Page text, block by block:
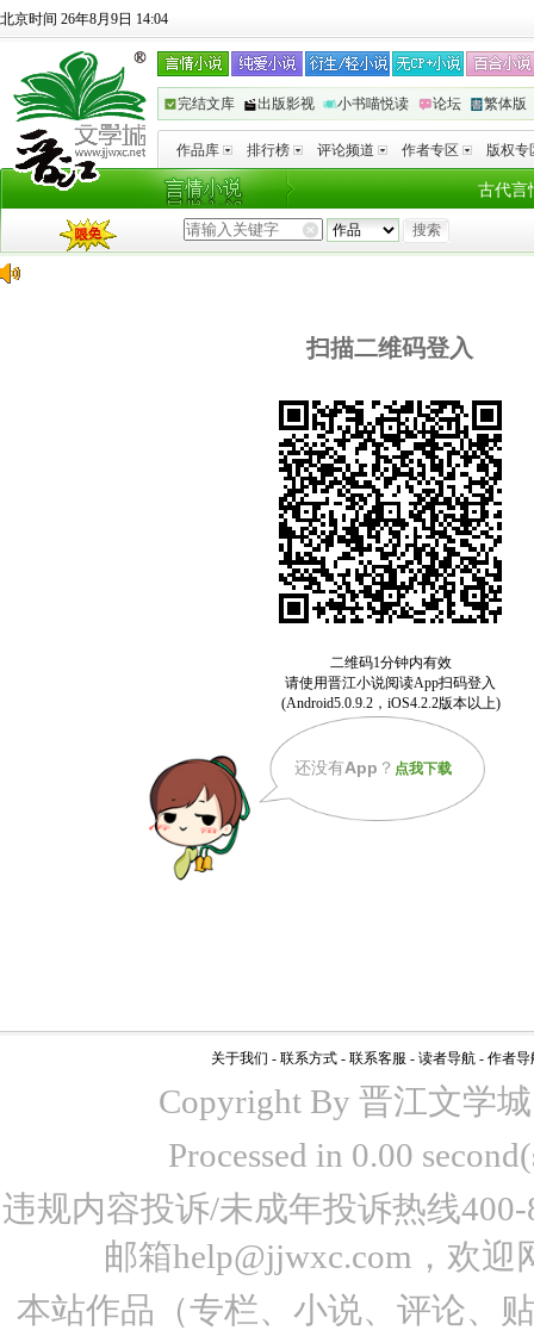
北京时间 26年8月9日 14:04
完结文库 出版影视 小书喵悦读 论坛 繁体版
作品库 排行榜 评论频道 作者专区 版权专
古代言
扫描二维码登入
还没有App ？ 点我下载
关于我们 - 联系方式 - 联系客服 - 读者导航 - 作者导
Copyright By 晋江文学
Processed in 0.00
违规内容投诉/未成年投诉热线
邮箱help@jjwxc.com，欢
本站作品（专栏、小说、评论、